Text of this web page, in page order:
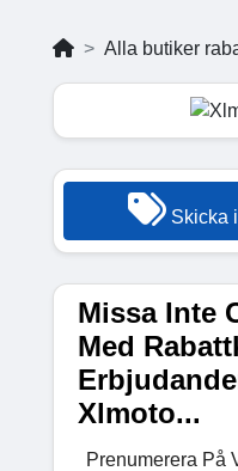
Alla butiker
Skicka
Missa Inte
Med
Xlmoto...
Prenumerera På